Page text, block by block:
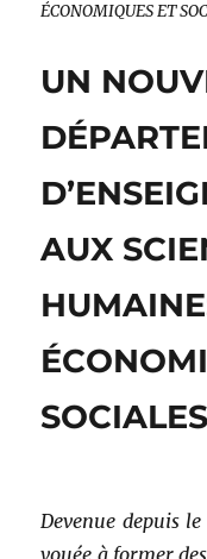
ÉCONOMIQUES ET
UN
AUX
SOCIALES
Devenue depuis
vouée à former